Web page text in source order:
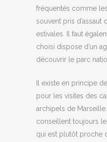
fréquentés comme
souvent pris d’assaut
estivales. Il faut
choisi dispose d’un
découvrir le parc
Il existe en principe
pour les visites des
archipels de
conseillent toujours
qui est plutôt proche